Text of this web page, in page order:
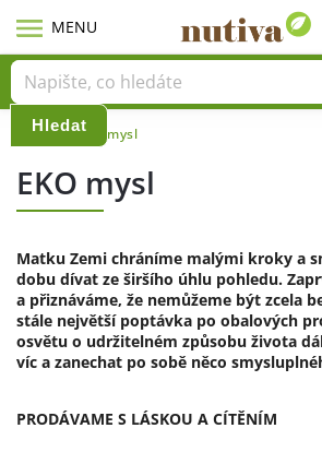
Hledat
Domů / Eko mysl
EKO mysl
Matku Zemi chráníme malými kroky a
dobu dívat ze širšího úhlu pohledu.
a přiznáváme, že nemůžeme být zcela
stále největší poptávka po obalových
osvětu o udržitelném způsobu života
víc a zanechat po sobě něco
PRODÁVAME S LÁSKOU A CÍTĚNÍM